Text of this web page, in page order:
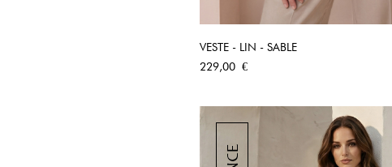
VESTE - LIN - SABLE
Prix
229,00 €